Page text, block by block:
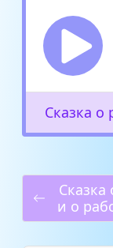
Сказка о
Сказка
и о
его